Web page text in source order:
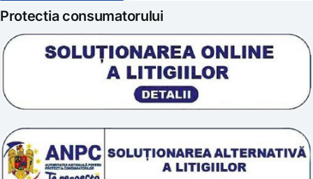
Scoala „Sanatate 5D”
Tratamente naturale
Prelucrarea datelor
Termeni si conditii
Politica cookie
Protectia consumatorului